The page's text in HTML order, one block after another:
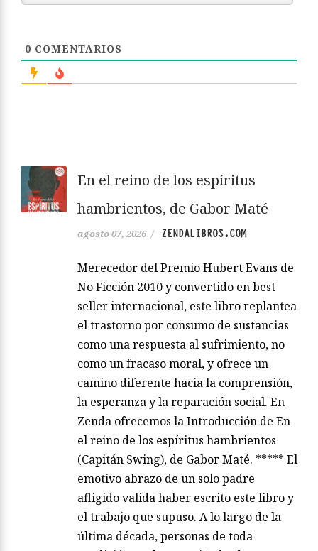
0 COMENTARIOS
En el reino de los espíritus
hambrientos, de Gabor Maté
agosto 07, 2026 / ZENDALIBROS.COM
Merecedor del Premio Hubert Evans de
No Ficción 2010 y convertido en best
seller internacional, este libro replantea
el trastorno por consumo de sustancias
como una respuesta al sufrimiento, no
como un fracaso moral, y ofrece un
camino diferente hacia la comprensión,
la esperanza y la reparación social. En
Zenda ofrecemos la Introducción de En
el reino de los espíritus hambrientos
(Capitán Swing), de Gabor Maté. ***** El
emotivo abrazo de un solo padre
afligido valida haber escrito este libro y
el trabajo que supuso. A lo largo de la
última década, personas de toda